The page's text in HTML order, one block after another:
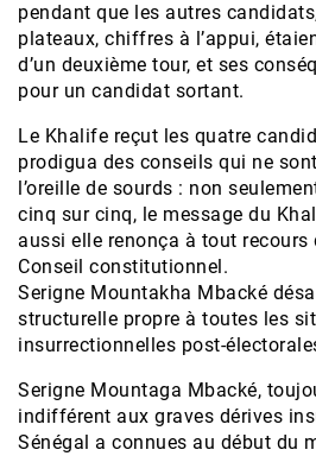
pendant que les autres
plateaux, chiffres à l’appui,
d’un deuxième tour, et ses
pour un candidat sortant.
Le Khalife reçut les quatre
prodigua des conseils qui ne
l’oreille de sourds : non
cinq sur cinq, le message du
aussi elle renonça à tout recours
Conseil constitutionnel.
Serigne Mountakha Mbacké
structurelle propre à toutes les
insurrectionnelles post-
Serigne Mountaga Mbacké,
indifférent aux graves dérives
Sénégal a connues au début du